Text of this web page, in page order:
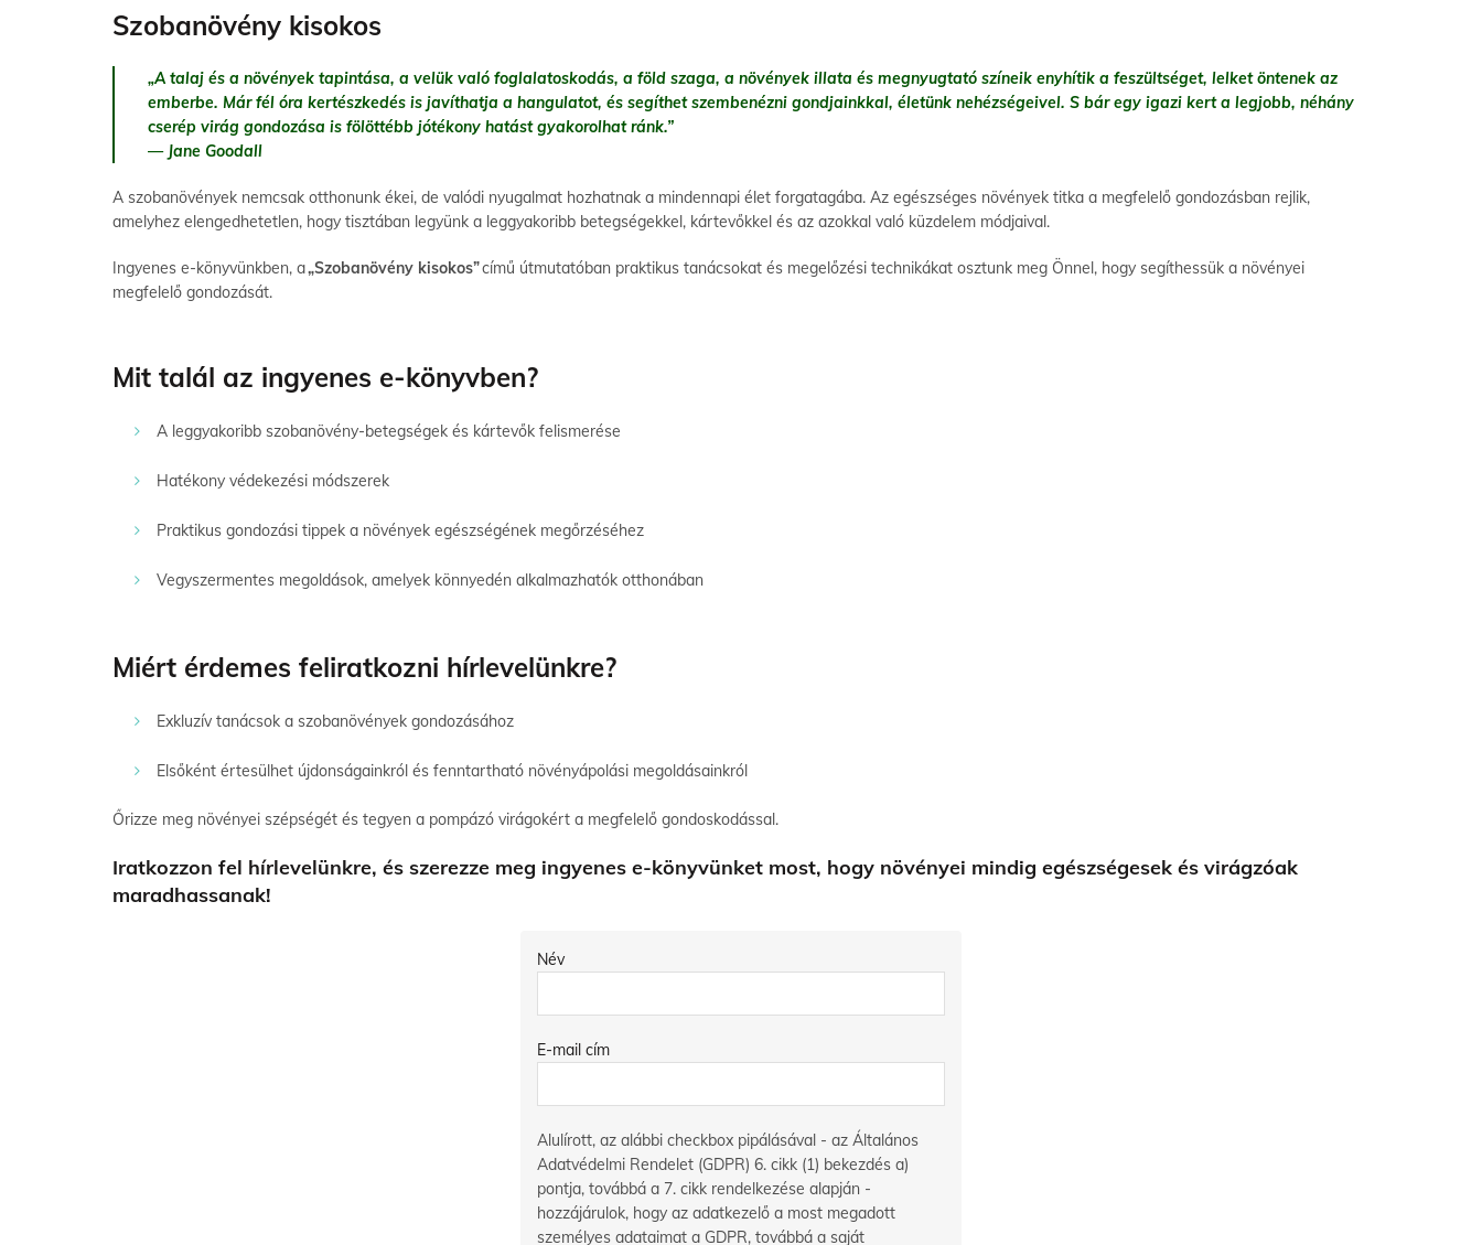
Szobanövény kisokos
„A talaj és a növények tapintása, a velük való foglalatoskodás, a föld szaga, a növények illata és megnyugtató színeik enyhítik a feszültséget, lelket öntenek az
emberbe. Már fél óra kertészkedés is javíthatja a hangulatot, és segíthet szembenézni gondjainkkal, életünk nehézségeivel. S bár egy igazi kert a legjobb, néhány
cserép virág gondozása is fölöttébb jótékony hatást gyakorolhat ránk.”
— Jane Goodall
A szobanövények nemcsak otthonunk ékei, de valódi nyugalmat hozhatnak a mindennapi élet forgatagába. Az egészséges növények titka a megfelelő gondozásban rejlik,
amelyhez elengedhetetlen, hogy tisztában legyünk a leggyakoribb betegségekkel, kártevőkkel és az azokkal való küzdelem módjaival.
Ingyenes e-könyvünkben, a„Szobanövény kisokos”című útmutatóban praktikus tanácsokat és megelőzési technikákat osztunk meg Önnel, hogy segíthessük a növényei
megfelelő gondozását.
Mit talál az ingyenes e-könyvben?
A leggyakoribb szobanövény-betegségek és kártevők felismerése
Hatékony védekezési módszerek
Praktikus gondozási tippek a növények egészségének megőrzéséhez
Vegyszermentes megoldások, amelyek könnyedén alkalmazhatók otthonában
Miért érdemes feliratkozni hírlevelünkre?
Exkluzív tanácsok a szobanövények gondozásához
Elsőként értesülhet újdonságainkról és fenntartható növényápolási megoldásainkról
Őrizze meg növényei szépségét és tegyen a pompázó virágokért a megfelelő gondoskodással.
Iratkozzon fel hírlevelünkre, és szerezze meg ingyenes e-könyvünket most, hogy növényei mindig egészségesek és virágzóak
maradhassanak!
Név
E-mail cím
Alulírott, az alábbi checkbox pipálásával - az Általános
Adatvédelmi Rendelet (GDPR) 6. cikk (1) bekezdés a)
pontja, továbbá a 7. cikk rendelkezése alapján -
hozzájárulok, hogy az adatkezelő a most megadott
személyes adataimat a GDPR, továbbá a saját